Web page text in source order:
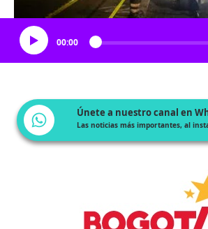
Escucha el artículo
00:00
Únete a nuestro canal en
Las noticias más importantes, al